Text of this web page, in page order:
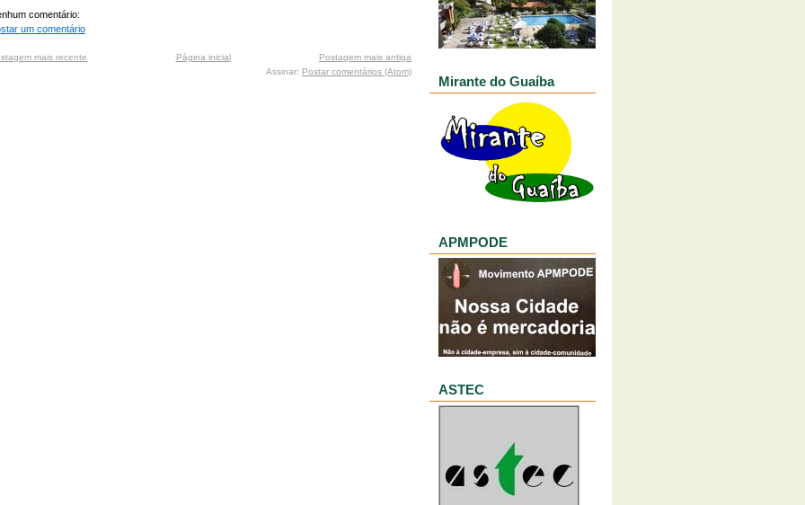
comentário:
um comentário
mais recente Postagem mais antiga
Página inicial
Assinar: Postar comentários (Atom)
Mirante do Guaíba
APMPODE
ASTEC